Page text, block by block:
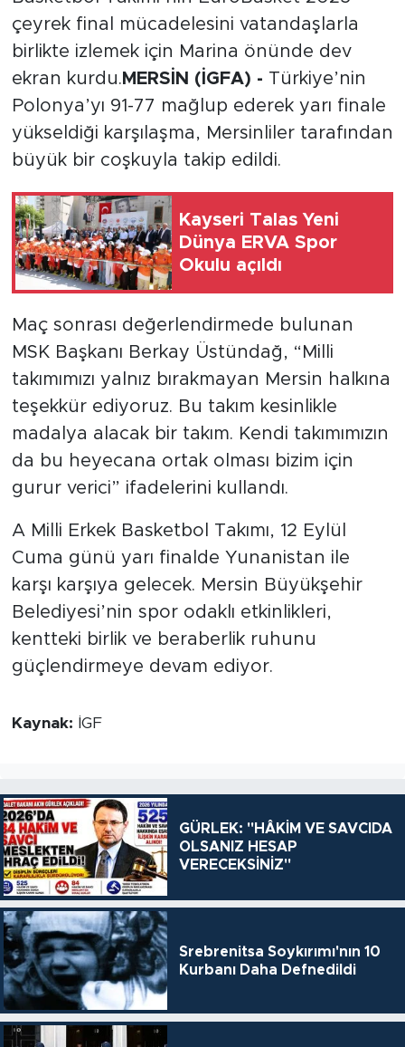
çeyrek final mücadelesini vatandaşlarla
birlikte izlemek için Marina önünde dev
ekran kurdu. MERSİN (İGFA) - Türkiye’nin
Polonya’yı 91-77 mağlup ederek yarı finale
yükseldiği karşılaşma, Mersinliler tarafından
büyük bir coşkuyla takip edildi.
Kayseri Talas Yeni
Dünya ERVA Spor
Okulu açıldı
Maç sonrası değerlendirmede bulunan
MSK Başkanı Berkay Üstündağ, “Milli
takımımızı yalnız bırakmayan Mersin halkına
teşekkür ediyoruz. Bu takım kesinlikle
madalya alacak bir takım. Kendi takımımızın
da bu heyecana ortak olması bizim için
gurur verici” ifadelerini kullandı.
A Milli Erkek Basketbol Takımı, 12 Eylül
Cuma günü yarı finalde Yunanistan ile
karşı karşıya gelecek. Mersin Büyükşehir
Belediyesi’nin spor odaklı etkinlikleri,
kentteki birlik ve beraberlik ruhunu
güçlendirmeye devam ediyor.
Kaynak: İGF
GÜRLEK: "HÂKİM VE SAVCIDA
OLSANIZ HESAP
VERECEKSİNİZ"
Srebrenitsa Soykırımı'nın 10
Kurbanı Daha Defnedildi